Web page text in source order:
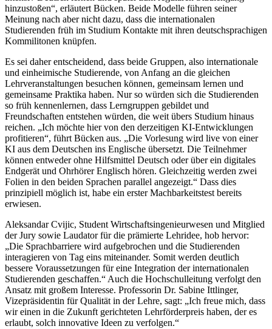
hinzustoßen“, erläutert Bücken. Beide Modelle führen seiner
Meinung nach aber nicht dazu, dass die internationalen
Studierenden früh im Studium Kontakte mit ihren deutschsprachigen
Kommilitonen knüpfen.
Es sei daher entscheidend, dass beide Gruppen, also internationale
und einheimische Studierende, von Anfang an die gleichen
Lehrveranstaltungen besuchen können, gemeinsam lernen und
gemeinsame Praktika haben. Nur so würden sich die Studierenden
so früh kennenlernen, dass Lerngruppen gebildet und
Freundschaften entstehen würden, die weit übers Studium hinaus
reichen. „Ich möchte hier von den derzeitigen KI-Entwicklungen
profitieren“, führt Bücken aus. „Die Vorlesung wird live von einer
KI aus dem Deutschen ins Englische übersetzt. Die Teilnehmer
können entweder ohne Hilfsmittel Deutsch oder über ein digitales
Endgerät und Ohrhörer Englisch hören. Gleichzeitig werden zwei
Folien in den beiden Sprachen parallel angezeigt.“ Dass dies
prinzipiell möglich ist, habe ein erster Machbarkeitstest bereits
erwiesen.
Aleksandar Cvijic, Student Wirtschaftsingenieurwesen und Mitglied
der Jury sowie Laudator für die prämierte Lehridee, hob hervor:
„Die Sprachbarriere wird aufgebrochen und die Studierenden
interagieren von Tag eins miteinander. Somit werden deutlich
bessere Voraussetzungen für eine Integration der internationalen
Studierenden geschaffen.“ Auch die Hochschulleitung verfolgt den
Ansatz mit großem Interesse. Professorin Dr. Sabine Ittlinger,
Vizepräsidentin für Qualität in der Lehre, sagt: „Ich freue mich, dass
wir einen in die Zukunft gerichteten Lehrförderpreis haben, der es
erlaubt, solch innovative Ideen zu verfolgen.“